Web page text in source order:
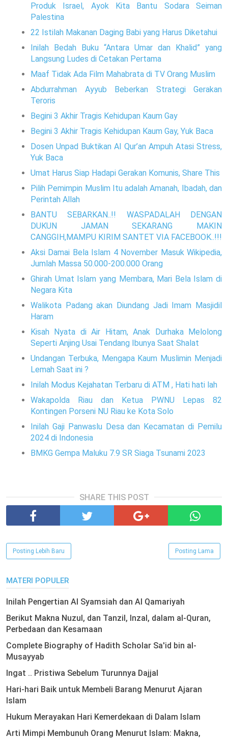
Produk Israel, Ayok Kita Bantu Sodara Seiman
Palestina
22 Istilah Makanan Daging Babi yang Harus Diketahui
Inilah Bedah Buku “Antara Umar dan Khalid” yang
Langsung Ludes di Cetakan Pertama
Maaf Tidak Ada Film Mahabrata di TV Orang Muslim
Abdurrahman Ayyub Beberkan Strategi Gerakan
Teroris
Begini 3 Akhir Tragis Kehidupan Kaum Gay
Begini 3 Akhir Tragis Kehidupan Kaum Gay, Yuk Baca
Dosen Unpad Buktikan Al Qur’an Ampuh Atasi Stress,
Yuk Baca
Umat Harus Siap Hadapi Gerakan Komunis, Share This
Pilih Pemimpin Muslim Itu adalah Amanah, Ibadah, dan
Perintah Allah
BANTU SEBARKAN..!! WASPADALAH DENGAN
DUKUN JAMAN SEKARANG MAKIN
CANGGIH,MAMPU KIRIM SANTET VIA FACEBOOK..!!!
Aksi Damai Bela Islam 4 November Masuk Wikipedia,
Jumlah Massa 50.000-200.000 Orang
Ghirah Umat Islam yang Membara, Mari Bela Islam di
Negara Kita
Walikota Padang akan Diundang Jadi Imam Masjidil
Haram
Kisah Nyata di Air Hitam, Anak Durhaka Melolong
Seperti Anjing Usai Tendang Ibunya Saat Shalat
Undangan Terbuka, Mengapa Kaum Muslimin Menjadi
Lemah Saat ini ?
Inilah Modus Kejahatan Terbaru di ATM , Hati hati lah
Wakapolda Riau dan Ketua PWNU Lepas 82
Kontingen Porseni NU Riau ke Kota Solo
Inilah Gaji Panwaslu Desa dan Kecamatan di Pemilu
2024 di Indonesia
BMKG Gempa Maluku 7.9 SR Siaga Tsunami 2023
SHARE THIS POST
Posting Lebih Baru Posting Lama
MATERI POPULER
Inilah Pengertian Al Syamsiah dan Al Qamariyah
Berikut Makna Nuzul, dan Tanzil, Inzal, dalam al-Quran,
Perbedaan dan Kesamaan
Complete Biography of Hadith Scholar Sa'id bin al-
Musayyab
Ingat .. Pristiwa Sebelum Turunnya Dajjal
Hari-hari Baik untuk Membeli Barang Menurut Ajaran
Islam
Hukum Merayakan Hari Kemerdekaan di Dalam Islam
Arti Mimpi Membunuh Orang Menurut Islam: Makna,